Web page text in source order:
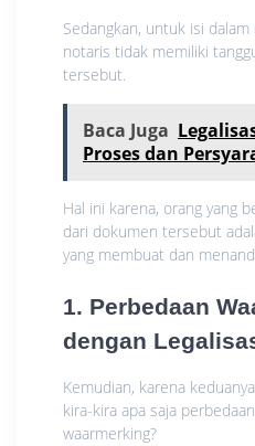
Sedangkan, untuk isi
notaris tidak memiliki
tersebut.
Baca Juga
Proses dan
Hal ini karena, orang yang
dari dokumen tersebut
yang membuat dan
1. Perbedaan
dengan
Kemudian, karena
kira-kira apa saja
waarmerking?